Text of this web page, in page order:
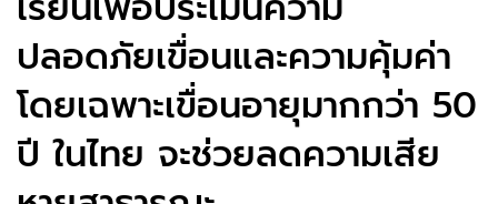
ปลอดภัยเขื่อนและความคุ้มค่า
โดยเฉพาะเขื่อนอายุมากกว่า 50
ปี ในไทย จะช่วยลดความเสีย